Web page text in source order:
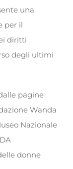
una
per il
diritti
degli ultimi
pagine
Wanda
Nazionale
donne